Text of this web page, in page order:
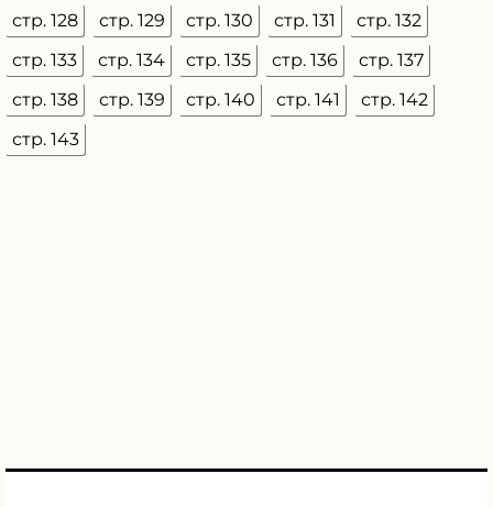
стр. 128
стр. 129 стр. 130 стр. 131
стр. 132
стр. 133
стр. 134 стр. 135 стр. 136
стр. 137
стр. 138
стр. 139 стр. 140 стр. 141
стр. 142
стр. 143